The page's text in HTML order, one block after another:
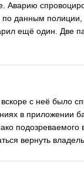
Аварию
данным
ещё один. Две
с неё было
в приложении
подозреваемого
вернуть